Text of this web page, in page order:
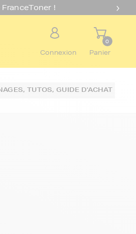
!
Connexion
0
Panier
TUTOS,GUIDE D'ACHAT